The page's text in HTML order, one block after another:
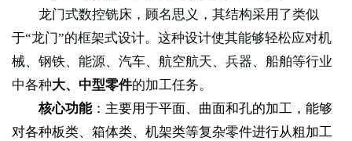
龙门式数控铣床，顾名思义，其结构采用了类似
于“龙门”的框架式设计。这种设计使其能够轻松应对机
械、钢铁、能源、汽车、航空航天、兵器、船舶等行业
中各种大、中型零件的加工任务。
核心功能：主要用于平面、曲面和孔的加工，能够
对各种板类、箱体类、机架类等复杂零件进行从粗加工